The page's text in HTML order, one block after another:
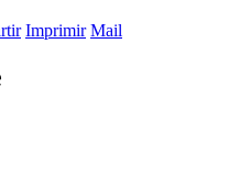
Imprimir Mail